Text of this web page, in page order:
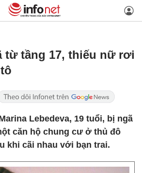
từ tầng 17, thiếu nữ rơi
Lebedeva, 19 tuổi, bị ngã
căn hộ chung cư ở thủ đô
khi cãi nhau với bạn trai.